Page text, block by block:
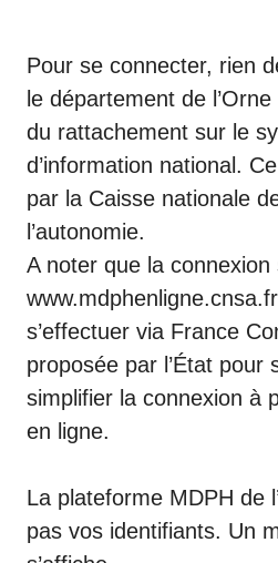
Pour se connecter, rien
le département de
du rattachement sur le
d’information national.
par la Caisse nationale
l’autonomie.
A noter que la connexion
s’effectuer via France
proposée par l’État pour
simplifier la connexion à
en ligne.
La plateforme MDPH de
pas vos identifiants. Un